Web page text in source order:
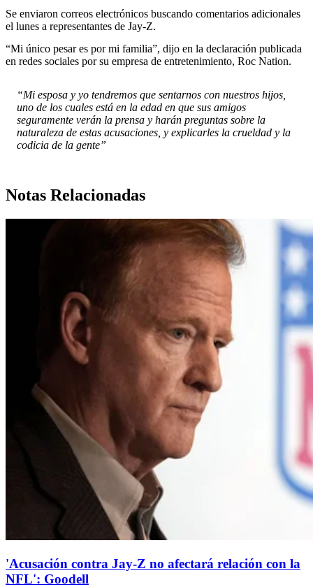
Se enviaron correos electrónicos buscando comentarios adicionales
el lunes a representantes de Jay-Z.
“Mi único pesar es por mi familia”, dijo en la declaración publicada
en redes sociales por su empresa de entretenimiento, Roc Nation.
“Mi esposa y yo tendremos que sentarnos con nuestros hijos,
uno de los cuales está en la edad en que sus amigos
seguramente verán la prensa y harán preguntas sobre la
naturaleza de estas acusaciones, y explicarles la crueldad y la
codicia de la gente”
Notas Relacionadas
'Acusación contra Jay-Z no afectará relación con la
NFL': Goodell